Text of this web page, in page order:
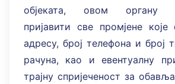
објеката, овом органу
пријавити све промјене
адресу, број телефона и број
рачуна, као и евентуалну
трајну спријеченост за